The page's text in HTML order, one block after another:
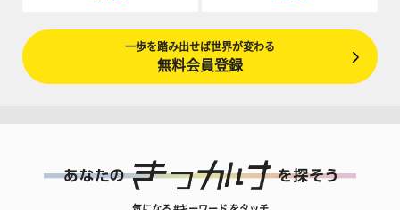
一歩を踏み出せば世界が変わる
無料会員登録